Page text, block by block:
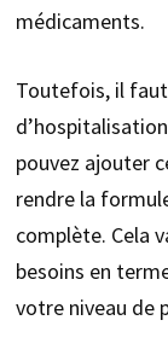
médicaments.
Toutefois, il
pouvez ajouter
rendre la
complète. Cela
besoins en
votre niveau de